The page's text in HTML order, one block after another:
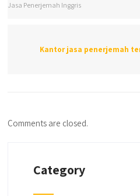
Jasa Penerjemah Inggris
Kantor jasa penerjemah
Comments are closed.
Category